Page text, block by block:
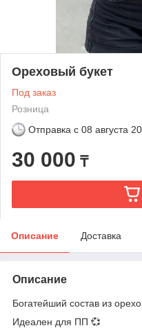
Ореховый букет
Под заказ
Розница
Отправка с 08 августа
30 000 ₸
Описание Доставка
Описание
Богатейший состав из
Идеален для ПП 💞